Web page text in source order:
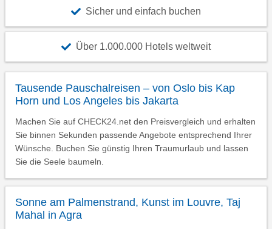
Sicher und einfach buchen
Über 1.000.000 Hotels weltweit
Tausende Pauschalreisen – von Oslo bis Kap
Horn und Los Angeles bis Jakarta
Machen Sie auf CHECK24.net den Preisvergleich und erhalten
Sie binnen Sekunden passende Angebote entsprechend Ihrer
Wünsche. Buchen Sie günstig Ihren Traumurlaub und lassen
Sie die Seele baumeln.
Sonne am Palmenstrand, Kunst im Louvre, Taj
Mahal in Agra